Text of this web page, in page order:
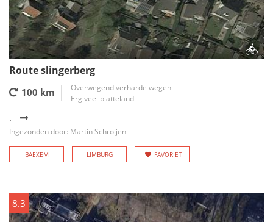
Route slingerberg
100 km
Overwegend verharde wegen
Erg veel platteland
.
Ingezonden door: Martin Schroijen
BAEXEM LIMBURG FAVORIET
8.3